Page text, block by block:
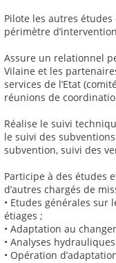
Pilote les autres
périmètre
Assure un relationnel
Vilaine et les
services de l’Etat
réunions de
Réalise le suivi
le suivi des
subvention, suivi des
Participe à des études
d’autres chargés de
• Etudes générales sur
étiages ;
• Adaptation au
• Analyses
• Opération